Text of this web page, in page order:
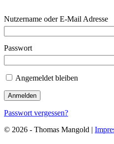
Nutzername oder E-Mail Adresse
Passwort
Angemeldet bleiben
Passwort vergessen?
© 2026 - Thomas Mangold |